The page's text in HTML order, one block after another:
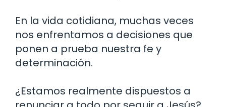
En la vida cotidiana, muchas veces
nos enfrentamos a decisiones que
ponen a prueba nuestra fe y
determinación.
¿Estamos realmente dispuestos a